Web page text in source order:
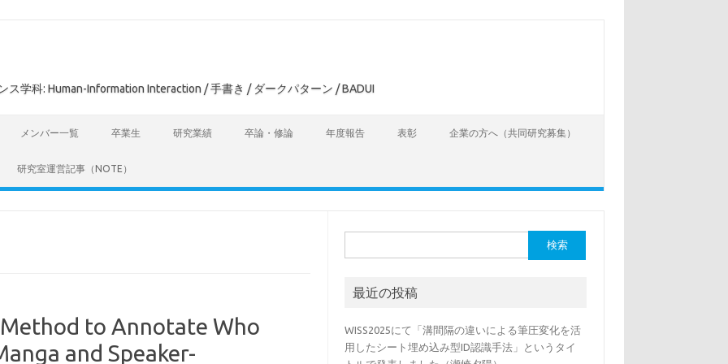
ス学科: Human-Information Interaction / 手書き / ダークパターン / BADUI
メンバー一覧 卒業生 研究業績 卒論・修論 年度報告 表彰 企業の方へ（共同研究募集）
研究室運営記事（NOTE）
to Annotate Who
and Speaker-
索:
最近の投稿
WISS2025にて「溝間隔の違いによる筆圧変化を活
用したシート埋め込み型ID認識手法」というタイ